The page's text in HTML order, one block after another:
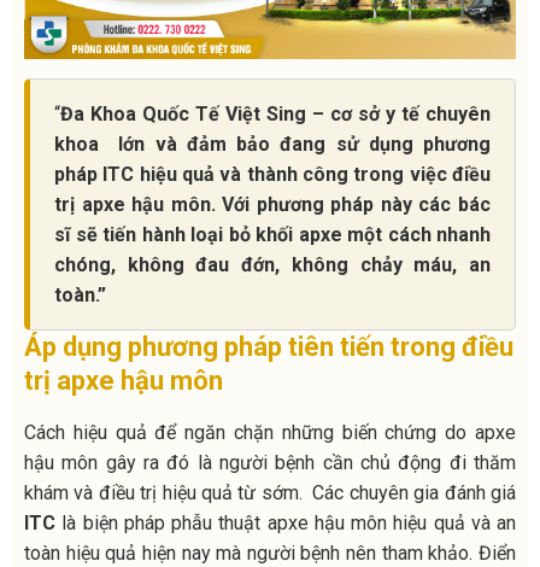
“Đa Khoa Quốc Tế Việt Sing – cơ sở y tế chuyên
khoa lớn và đảm bảo đang sử dụng phương
pháp ITC hiệu quả và thành công trong việc điều
trị apxe hậu môn. Với phương pháp này các bác
sĩ sẽ tiến hành loại bỏ khối apxe một cách nhanh
chóng, không đau đớn, không chảy máu, an
toàn.”
Áp dụng phương pháp tiên tiến trong điều
trị apxe hậu môn
Cách hiệu quả để ngăn chặn những biến chứng do apxe
hậu môn gây ra đó là người bệnh cần chủ động đi thăm
khám và điều trị hiệu quả từ sớm. Các chuyên gia đánh giá
ITC là biện pháp phẫu thuật apxe hậu môn hiệu quả và an
toàn hiệu quả hiện nay mà người bệnh nên tham khảo. Điển